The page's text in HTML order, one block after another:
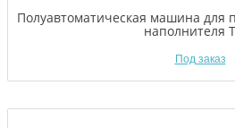
Полуавтоматическая машина для
наполнителя
Под заказ